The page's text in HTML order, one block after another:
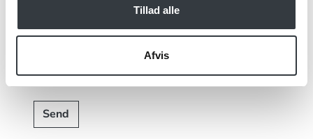
Tillad alle
Afvis
Send